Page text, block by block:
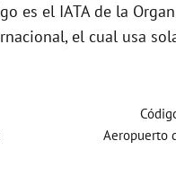
es el IATA de la
el cual usa
Aeropuerto